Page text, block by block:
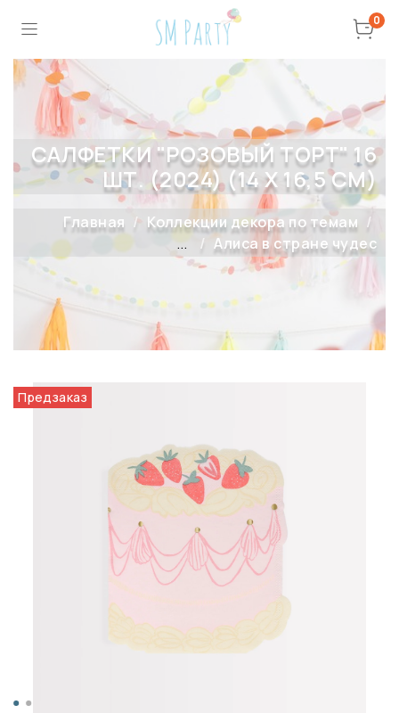
0
САЛФЕТКИ "РОЗОВЫЙ ТОРТ" 16
ШТ. (2024) (14 Х 16,5 СМ)
Главная
Коллекции декора по темам
...
Алиса в стране чудес
Предзаказ